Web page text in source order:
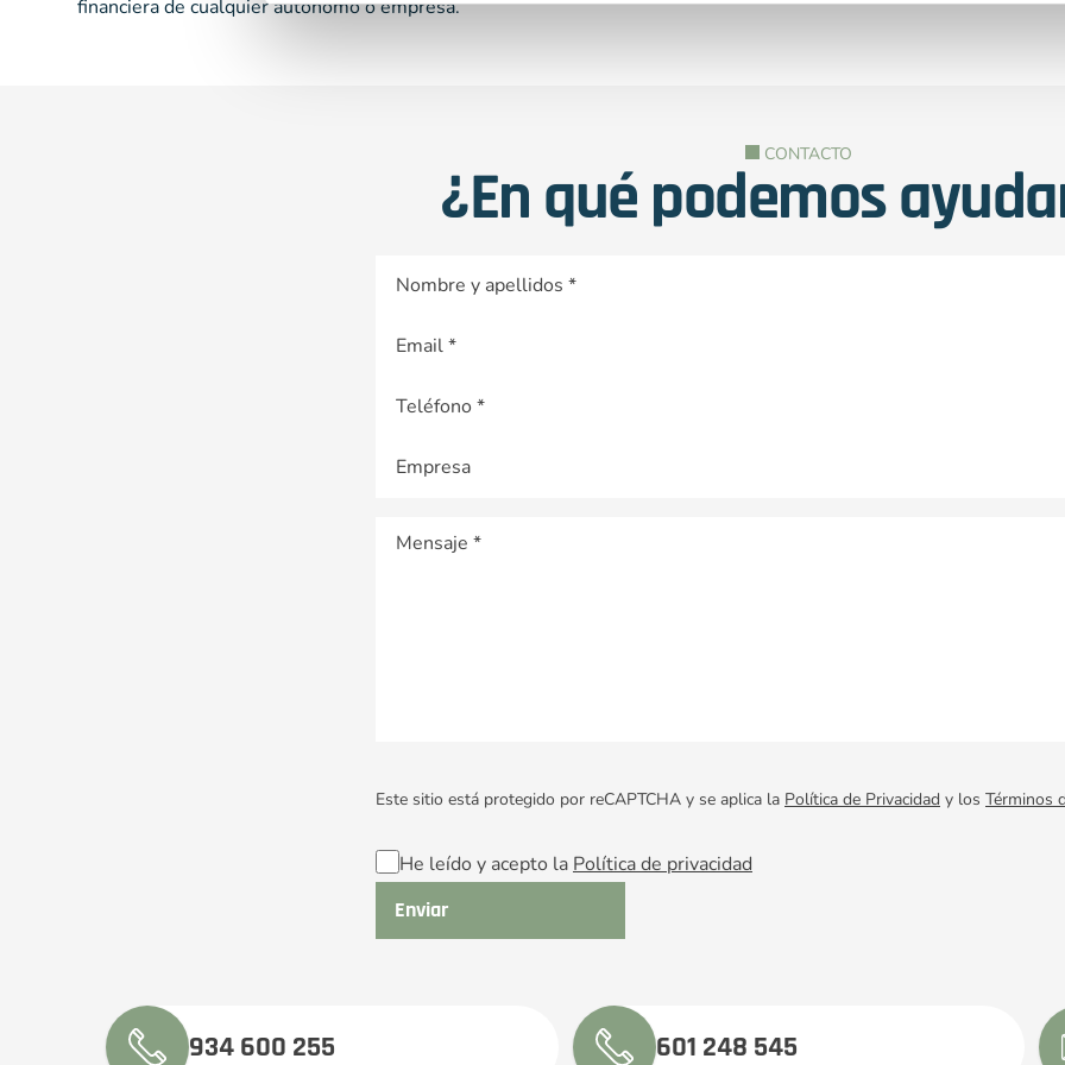
financiera de cualquier autónomo o empresa.
CONTACTO
¿En qué podemos
Este sitio está protegido por reCAPTCHA y se aplica la Política de Privacidad y los Términos
He leído y acepto la Política de privacidad
934 600 255 601 248 545